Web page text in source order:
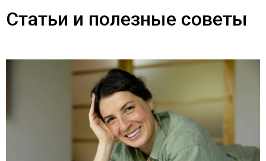
Статьи и полезные советы